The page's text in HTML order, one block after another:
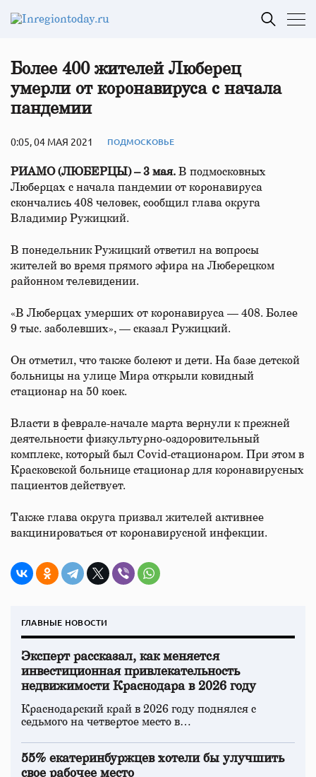
Более 400 жителей Люберец
умерли от коронавируса с начала
пандемии
0:05, 04 МАЯ 2021 ПОДМОСКОВЬЕ
РИАМО (ЛЮБЕРЦЫ) – 3 мая. В подмосковных
Люберцах с начала пандемии от коронавируса
скончались 408 человек, сообщил глава округа
Владимир Ружицкий.
В понедельник Ружицкий ответил на вопросы
жителей во время прямого эфира на Люберецком
районном телевидении.
«В Люберцах умерших от коронавируса — 408. Более
9 тыс. заболевших», — сказал Ружицкий.
Он отметил, что также болеют и дети. На базе детской
больницы на улице Мира открыли ковидный
стационар на 50 коек.
Власти в феврале-начале марта вернули к прежней
деятельности физкультурно-оздоровительный
комплекс, который был Covid-стационаром. При этом в
Красковской больнице стационар для коронавирусных
пациентов действует.
Также глава округа призвал жителей активнее
вакцинироваться от коронавирусной инфекции.
ГЛАВНЫЕ НОВОСТИ
Эксперт рассказал, как меняется
инвестиционная привлекательность
недвижимости Краснодара в 2026 году
Краснодарский край в 2026 году поднялся с
седьмого на четвертое место в…
55% екатеринбуржцев хотели бы улучшить
свое рабочее место